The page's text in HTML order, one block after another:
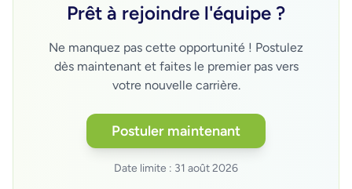
Prêt à rejoindre l'équipe ?
Ne manquez pas cette opportunité ! Postulez
dès maintenant et faites le premier pas vers
votre nouvelle carrière.
Postuler maintenant
Date limite : 31 août 2026